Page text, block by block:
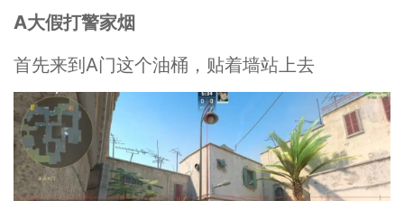
A大假打警家烟
首先来到A门这个油桶，贴着墙站上去